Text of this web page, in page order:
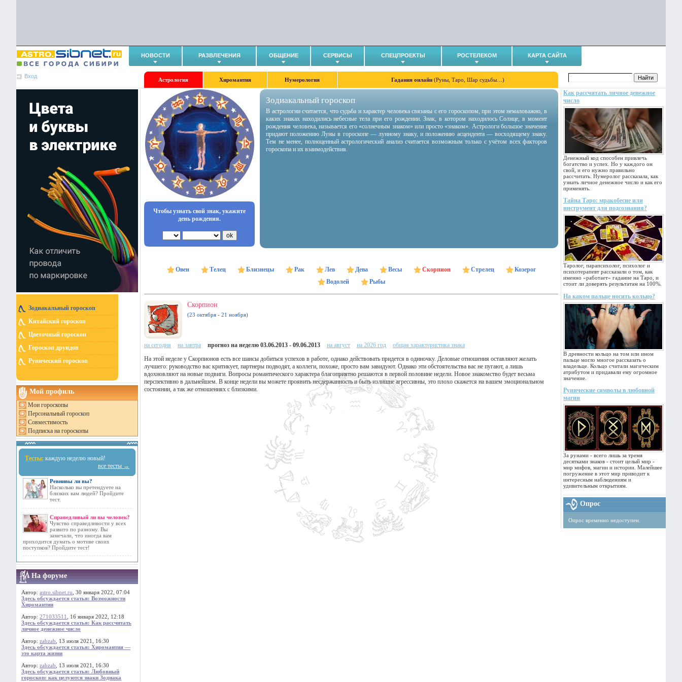
НОВОСТИ РАЗВЛЕЧЕНИЯ ОБЩЕНИЕ СЕРВИСЫ СПЕЦПРОЕКТЫ РОСТЕЛЕКОМ КАРТА САЙТА
Вход
Астрология Хиромантия Нумерология Гадания онлайн (Руны, Таро, Шар судьбы…)
Зодиакальный гороскоп
Китайский гороскоп
Цветочный гороскоп
Гороскоп друидов
Рунический гороскоп
Мой профиль
Мои гороскопы
Персональный гороскоп
Совместимость
Подписка на гороскопы
Тесты: каждую неделю новый!
все тесты →
Ревнивы ли вы?
Насколько вы претендуете на
близких вам людей? Пройдите
тест.
Справедливый ли вы человек?
Чувство справедливости у всех
развито по разному. Вы
замечали, что иногда вам
приходится думать о мотиве своих
поступков? Пройдите тест!
На форуме
Автор: astro.sibnet.ru , 30 января 2022, 07:04
Здесь обсуждается статья: Возможности
Хиромантии
Автор: 271033511
, 16 января 2022, 12:18
Здесь обсуждается статья: Как рассчитать
личное денежное число
Автор: zabzab , 13 июля 2021, 16:30
Здесь обсуждается статья: Хиромантия —
это карта жизни
Автор: zabzab , 13 июля 2021, 16:30
Здесь обсуждается статья: Любовный
гороскоп: как целуются знаки Зодиака
Как рассчитать личное денежное
число
Денежный код способен привлечь
богатство и успех. Но у каждого он
свой, и его нужно правильно
рассчитать. Нумеролог рассказала, как
узнать личное денежное число и как его
применять.
Тайна Таро: мракобесие или
инструмент для подсознания?
Таролог, парапсихолог, психолог и
психотерапевт рассказали о том, как
именно «работает» гадание на Таро, и
стоит ли доверять результатам на 100%.
На каком пальце носить кольцо?
В древности кольцо на том или ином
пальце могло многое рассказать о
владельце. Кольцо считали магическим
атрибутом и придавали ему огромное
значение.
Рунические символы в любовной
магии
За рунами - всего лишь за тремя
десятками знаков - стоит целый мир -
мир мифов, магии и истории. Малейшее
погружение в этот мир приводит к
интересным наблюдениям и
удивительным открытиям.
Опрос
Опрос временно недоступен.
Чтобы узнать свой знак, укажите
день рождения.
Зодиакальный гороскоп
В астрологии считается, что судьба и характер человека связаны с его гороскопом, при этом немаловажно, в
каких знаках находились небесные тела при его рождении. Знак, в котором находилось Солнце, в момент
рождения человека, называется его «солнечным знаком» или просто «знаком». Астрологи большое значение
придают положению Луны в гороскопе — лунному знаку, и положению асцендента — восходящему знаку.
Тем не менее, полноценный астрологический анализ считается возможным только с учётом всех факторов
гороскопа и их взаимодействия.
Овен Телец Близнецы Рак Лев Дева Весы Скорпион Стрелец
Козерог
Водолей
Рыбы
Скорпион
(23 октября - 21 ноября)
на сегодня на завтра прогноз на неделю 03.06.2013 - 09.06.2013 на август на 2026 год
общая характеристика знака
На этой неделе у Скорпионов есть все шансы добиться успехов в работе, однако действовать придется в одиночку. Деловые отношения оставляют желать
лучшего: руководство вас критикует, партнеры подводят, а коллеги, похоже, просто вам завидуют. Однако эти обстоятельства вас не пугают, а лишь
вдохновляют на новые подвиги. Вопросы романтического характера благоприятно решаются в первой половине недели. Новое знакомство будет весьма
перспективно в дальнейшем. В конце недели вы можете проявить несдержанность и быть излишне агрессивны, это плохо скажется на вашем эмоциональном
состоянии, а так же отношениях с близкими.